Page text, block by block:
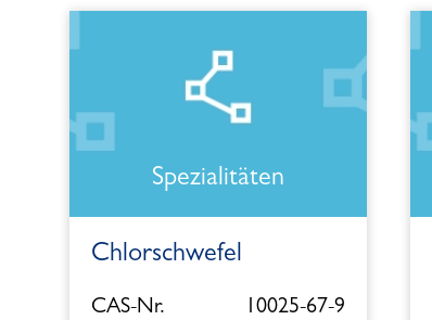
Spezialitäten
Chlorschwefel
CAS-Nr.
10025-67-9